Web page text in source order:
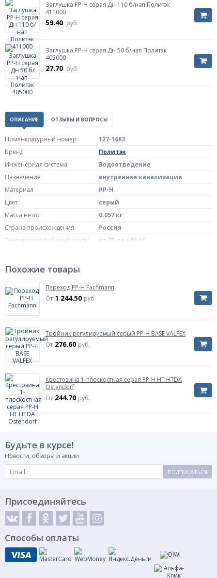
Заглушка PP-H серая Дн 110 б/нап Политэк
411000
59.40 руб.
Заглушка PP-H серая Дн 50 б/нап Политэк
405000
27.70 руб.
ОПИСАНИЕ ОТЗЫВЫ И ВОПРОСЫ
Номенклатурный номер
127-1663
Бренд
Политэк
Инженерная система
Водоотведение
Назначение
внутренняя канализация
Материал
PP-H
Цвет
серый
Масса нетто
0.057 кг
Страна происхождения
Россия
Температура рабочей среды
от 75 до +80 oC
Диаметр, мм
Давление
безнапорное
Артикул
Похожие товары
Переход PP-H Fachmann
От 1 244.50 руб.
Тройник регулируемый серый PP-H BASE VALFEX
От 276.60 руб.
Крестовина 1-плоскостная серая PP-H HT HTDA
Ostendorf
От 244.70 руб.
Будьте в курсе!
Новости, обзоры и акции
ПОДПИСАТЬСЯ
Присоединяйтесь
Способы оплаты